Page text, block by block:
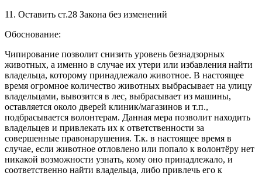
11. Оставить ст.28 Закона без изменений
Обоснование:
Чипирование позволит снизить уровень безнадзорных
животных, а именно в случае их утери или избавления найти
владельца, которому принадлежало животное. В настоящее
время огромное количество животных выбрасывает на улицу
владельцами, вывозится в лес, выбрасывает из машины,
оставляется около дверей клиник/магазинов и т.п.,
подбрасывается волонтерам. Данная мера позволит находить
владельцев и привлекать их к ответственности за
совершенные правонарушения. Т.к. в настоящее время в
случае, если животное отловлено или попало к волонтёру нет
никакой возможности узнать, кому оно принадлежало, и
соответственно найти владельца, либо привлечь его к